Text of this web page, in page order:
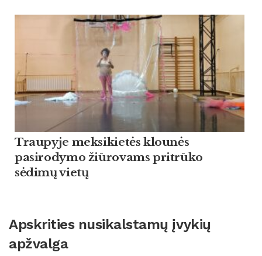
Traupyje meksikietės klounės
pasirodymo žiūrovams pritrūko
sėdimų vietų
Apskrities nusikalstamų įvykių
apžvalga